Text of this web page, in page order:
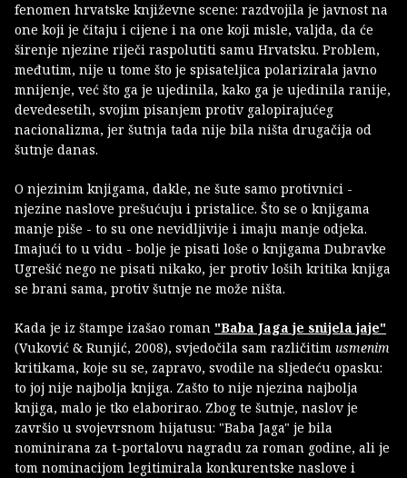
fenomen hrvatske književne scene: razdvojila je javnost na
one koji je čitaju i cijene i na one koji misle, valjda, da će
širenje njezine riječi raspolutiti samu Hrvatsku. Problem,
međutim, nije u tome što je spisateljica polarizirala javno
mnijenje, već što ga je ujedinila, kako ga je ujedinila ranije,
devedesetih, svojim pisanjem protiv galopirajućeg
nacionalizma, jer šutnja tada nije bila ništa drugačija od
šutnje danas.
O njezinim knjigama, dakle, ne šute samo protivnici -
njezine naslove prešućuju i pristalice. Što se o knjigama
manje piše - to su one nevidljivije i imaju manje odjeka.
Imajući to u vidu - bolje je pisati loše o knjigama Dubravke
Ugrešić nego ne pisati nikako, jer protiv loših kritika knjiga
se brani sama, protiv šutnje ne može ništa.
Kada je iz štampe izašao roman "Baba Jaga je snijela jaje"
(Vuković & Runjić, 2008), svjedočila sam različitim usmenim
kritikama, koje su se, zapravo, svodile na sljedeću opasku:
to joj nije najbolja knjiga. Zašto to nije njezina najbolja
knjiga, malo je tko elaborirao. Zbog te šutnje, naslov je
završio u svojevrsnom hijatusu: "Baba Jaga" je bila
nominirana za t-portalovu nagradu za roman godine, ali je
tom nominacijom legitimirala konkurentske naslove i